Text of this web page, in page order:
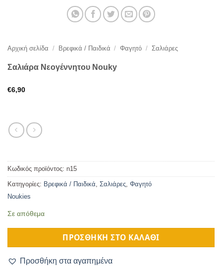
Αρχική σελίδα / Βρεφικά / Παιδικά / Φαγητό / Σαλιάρες
Σαλιάρα Νεογέννητου Nouky
€6,90
Κωδικός προϊόντος: n15
Κατηγορίες: Βρεφικά / Παιδικά Σαλιάρες Φαγητό
Noukies
Σε απόθεμα
ΠΡΟΣΘΉΚΗ ΣΤΟ ΚΑΛΆΘΙ
Προσθήκη στα αγαπημένα